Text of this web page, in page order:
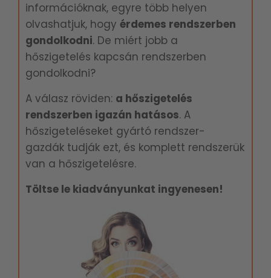
információknak, egyre több helyen
olvashatjuk, hogy érdemes rendszerben
gondolkodni. De miért jobb a
hőszigetelés kapcsán rendszerben
gondolkodni?
A válasz röviden: a hőszigetelés
rendszerben igazán hatásos. A
hőszigeteléseket gyártó rendszer-
gazdák tudják ezt, és komplett rendszerük
van a hőszigetelésre.
Töltse le kiadványunkat ingyenesen!